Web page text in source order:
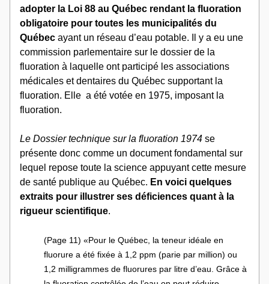
adopter la Loi 88 au Québec rendant la fluoration
obligatoire pour toutes les municipalités du
Québec ayant un réseau d’eau potable. Il y a eu une
commission parlementaire sur le dossier de la
fluoration à laquelle ont participé les associations
médicales et dentaires du Québec supportant la
fluoration. Elle  a été votée en 1975, imposant la
fluoration.
Le Dossier technique sur la fluoration 1974 se
présente donc comme un document fondamental sur
lequel repose toute la science appuyant cette mesure
de santé publique au Québec. En voici quelques
extraits pour illustrer ses déficiences quant à la
rigueur scientifique.
(Page 11) «Pour le Québec, la teneur idéale en
fluorure a été fixée à 1,2 ppm (parie par million) ou
1,2 milligrammes de fluorures par litre d’eau. Grâce à